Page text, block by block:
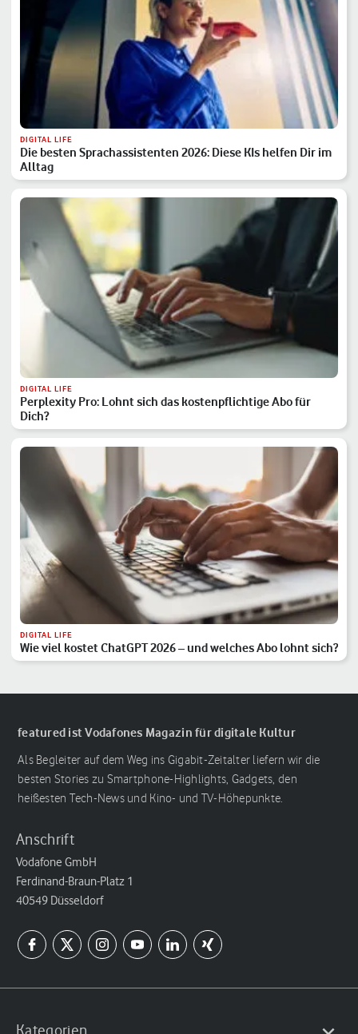
DIGITAL LIFE
Die besten Sprachassistenten 2026: Diese KIs helfen Dir im
Alltag
DIGITAL LIFE
Perplexity Pro: Lohnt sich das kostenpflichtige Abo für
Dich?
DIGITAL LIFE
Wie viel kostet ChatGPT 2026 – und welches Abo lohnt sich?
featured ist Vodafones Magazin für digitale Kultur
Als Begleiter auf dem Weg ins Gigabit-Zeitalter liefern wir die
besten Stories zu Smartphone-Highlights, Gadgets, den
heißesten Tech-News und Kino- und TV-Höhepunkte.
Anschrift
Vodafone GmbH
Ferdinand-Braun-Platz 1
40549 Düsseldorf
Kategorien